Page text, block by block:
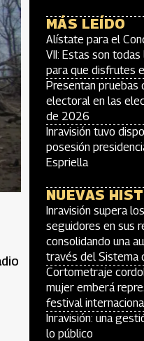
MÁS LEÍDO
Alístate para el
VII: Estas son
para que disfrutes
Presentan pruebas
electoral en las
de 2026
Inravisión tuvo
posesión
Espriella
NUEVAS
Inravisión supera
seguidores en sus
consolidando una
través del Sistema
Cortometraje
mujer emberá
festival
Inravisión: una
lo público